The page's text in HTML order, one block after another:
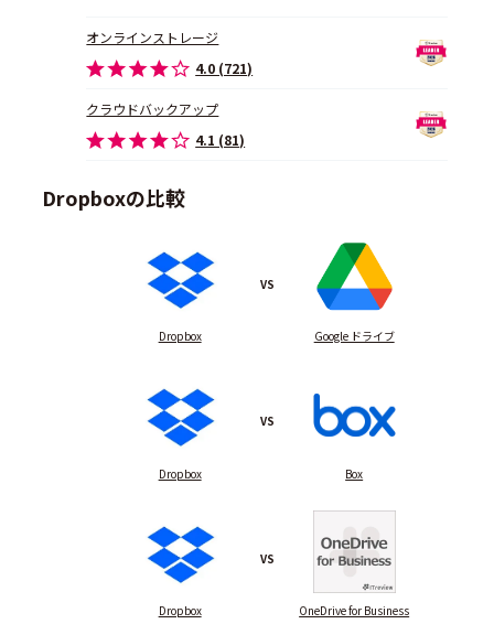
オンラインストレージ
4.0 (721)
クラウドバックアップ
4.1 (81)
Dropboxの比較
Dropbox
VS
Google ドライブ
Dropbox
VS
Box
Dropbox
VS
OneDrive for Business